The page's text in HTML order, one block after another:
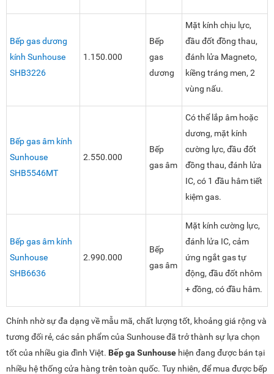
Bếp gas dương
kính Sunhouse
SHB3226
1.150.000
Bếp
gas
dương
Mặt kính chịu lực,
đầu đốt đồng thau,
đánh lửa Magneto,
kiềng tráng men, 2
vùng nấu.
Bếp gas âm kính
Sunhouse
SHB5546MT
2.550.000
Bếp
gas âm
Có thể lắp âm hoặc
dương, mặt kính
cường lực, đầu đốt
đồng thau, đánh lửa
IC, có 1 đầu hâm tiết
kiệm gas.
Bếp gas âm kính
Sunhouse
SHB6636
2.990.000
Bếp
gas âm
Mặt kính cường lực,
đánh lửa IC, cảm
ứng ngắt gas tự
động, đầu đốt nhôm
+ đồng, có đầu hâm.
Chính nhờ sự đa dạng về mẫu mã, chất lượng tốt, khoảng giá rộng và
tương đối rẻ, các sản phẩm của Sunhouse đã trở thành sự lựa chọn
tốt của nhiều gia đình Việt. Bếp ga Sunhouse hiện đang được bán tại
nhiều hệ thống cửa hàng trên toàn quốc. Tuy nhiên, để mua được bếp